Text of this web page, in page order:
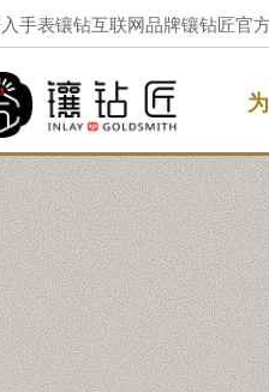
手表镶钻互联网品牌镶钻匠官